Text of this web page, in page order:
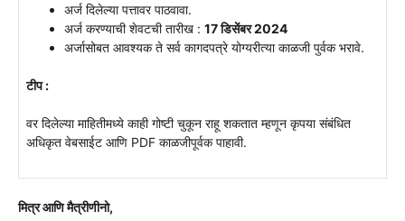
अर्ज दिलेल्या पत्तावर पाठवावा.
अर्ज करण्याची शेवटची तारीख : 17 डिसेंबर 2024
अर्जासोबत आवश्यक ते सर्व कागदपत्रे योग्यरीत्या काळजी पुर्वक भरावे.
टीप :
वर दिलेल्या माहितीमध्ये काही गोष्टी चुकून राहू शकतात म्हणून कृपया संबंधित
अधिकृत वेबसाईट आणि PDF काळजीपूर्वक पाहावी.
मित्र आणि मैत्रीणीनो,